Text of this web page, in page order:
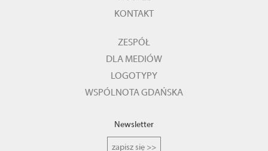
KONTAKT
ZESPÓŁ
DLA MEDIÓW
LOGOTYPY
WSPÓLNOTA GDAŃSKA
Newsletter
zapisz się >>